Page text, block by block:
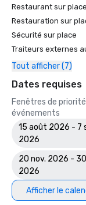
Restaurant sur place
Restauration sur
Sécurité sur place
Traiteurs externes
Tout afficher (7)
Dates requises
Fenêtres de
événements
15 août 2026 - 7
2026
20 nov. 2026 -
2026
Afficher le